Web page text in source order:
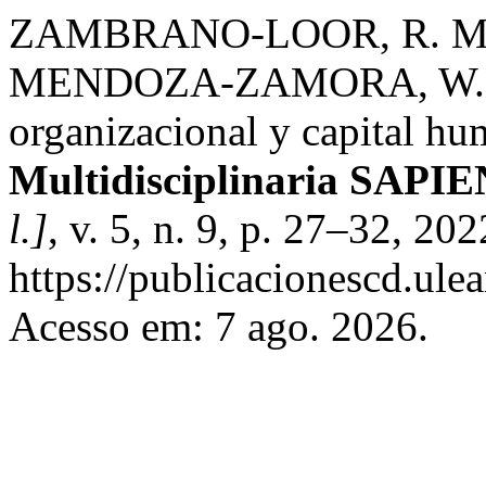
ZAMBRANO-LOOR, R.
MENDOZA-ZAMORA,
organizacional y capital
Multidisciplinaria
l.], v. 5, n. 9, p. 27–32,
https://
Acesso em: 7 ago. 2026.